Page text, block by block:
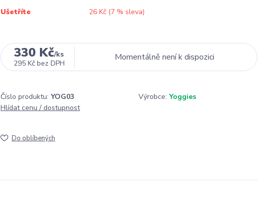
Ušetříte
26 Kč (7 % sleva)
330 Kč/ks
295 Kč bez DPH
Momentálně není k dispozici
Číslo produktu: YOG03 Výrobce: Yoggies
Hlídat cenu / dostupnost
Do oblíbených